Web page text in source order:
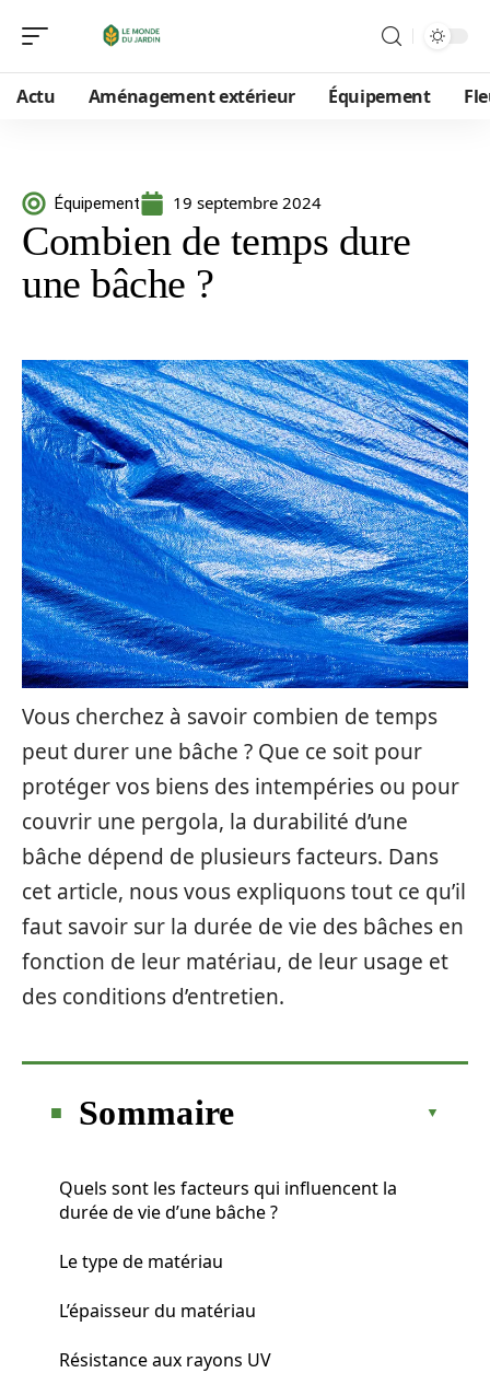
Actu Aménagement extérieur Équipement
Équipement 19 septembre 2024
Combien de temps dure
une bâche ?
Vous cherchez à savoir combien de temps
peut durer une bâche ? Que ce soit pour
protéger vos biens des intempéries ou pour
couvrir une pergola, la durabilité d’une
bâche dépend de plusieurs facteurs. Dans
cet article, nous vous expliquons tout ce qu’il
faut savoir sur la durée de vie des bâches en
fonction de leur matériau, de leur usage et
des conditions d’entretien.
Sommaire
Quels sont les facteurs qui influencent la
durée de vie d’une bâche ?
Le type de matériau
L’épaisseur du matériau
Résistance aux rayons UV